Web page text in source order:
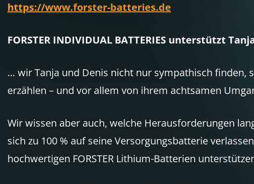
https://www.forster-batteries.de
FORSTER INDIVIDUAL BATTERIES unterstützt
… wir Tanja und Denis nicht nur sympathisch
erzählen – und vor allem von ihrem achtsamen
Wir wissen aber auch, welche Herausforderungen
sich zu 100 % auf seine Versorgungsbatterie
hochwertigen FORSTER Lithium-Batterien